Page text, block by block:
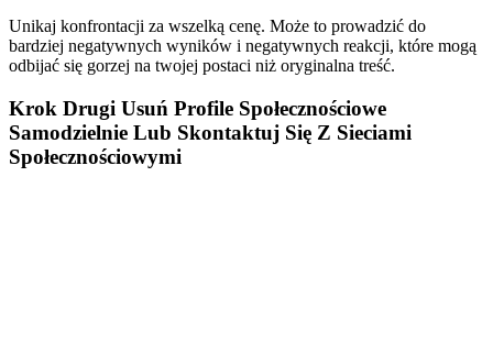
Unikaj konfrontacji za wszelką cenę. Może to prowadzić do
bardziej negatywnych wyników i negatywnych reakcji, które mogą
odbijać się gorzej na twojej postaci niż oryginalna treść.
Krok Drugi Usuń Profile Społecznościowe
Samodzielnie Lub Skontaktuj Się Z Sieciami
Społecznościowymi